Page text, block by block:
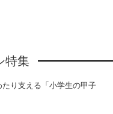
特集
り支える「小学生の甲子